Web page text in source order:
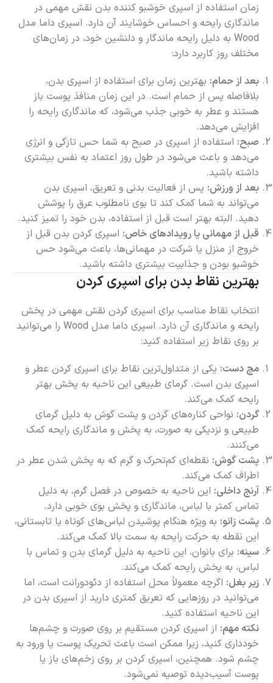
زمان استفاده از اسپری خوشبو کننده بدن نقش مهمی در
ماندگاری رایحه و احساس خوشایند آن دارد. اسپری داما مدل
Wood به دلیل رایحه ماندگار و دلنشین خود، در زمان‌های
مختلف روز کاربرد دارد:
بعد از حمام: بهترین زمان برای استفاده از اسپری بدن،
بلافاصله پس از حمام است. در این زمان منافذ پوست باز
هستند و عطر به خوبی جذب می‌شود، که ماندگاری رایحه را
افزایش می‌دهد.
صبح: استفاده از اسپری در صبح به شما حس تازگی و انرژی
می‌دهد و باعث می‌شود در طول روز اعتماد به نفس بیشتری
داشته باشید.
بعد از ورزش: پس از فعالیت بدنی و تعریق، اسپری بدن
می‌تواند به شما کمک کند تا بوی نامطلوب عرق را پوشش
دهید. البته بهتر است قبل از استفاده، بدن خود را تمیز کنید.
قبل از مهمانی یا رویدادهای خاص: اسپری کردن بدن قبل از
خروج از منزل یا شرکت در مهمانی‌ها، باعث می‌شود حس
خوشبو بودن و جذابیت بیشتری داشته باشید.
بهترین نقاط بدن برای اسپری کردن
انتخاب نقاط مناسب برای اسپری کردن نقش مهمی در پخش
رایحه و ماندگاری آن دارد. اسپری داما مدل Wood را می‌توانید
بر روی نقاط زیر استفاده کنید:
مچ دست: یکی از متداول‌ترین نقاط برای اسپری کردن عطر و
اسپری بدن است. گرمای طبیعی این ناحیه به پخش بهتر
رایحه کمک می‌کند.
گردن: نواحی کناره‌های گردن و پشت گوش به دلیل گرمای
طبیعی و نزدیکی به صورت، به پخش و ماندگاری رایحه کمک
می‌کنند.
پشت گوش: نقطه‌ای کم‌تحرک و گرم که به پخش شدن عطر در
اطراف کمک می‌کند.
آرنج داخلی: این ناحیه به خصوص در فصل گرم، به دلیل
تماس کمتر با لباس، ماندگاری و پخش بوی خوبی دارد.
پشت زانو: به ویژه هنگام پوشیدن لباس‌های کوتاه یا تابستانی،
این نقطه به حرکت رایحه به سمت بالا کمک می‌کند.
سینه: برای بانوان، این ناحیه به دلیل گرمای بدن و تماس با
لباس، به پخش رایحه کمک می‌کند.
زیر بغل: اگرچه معمولاً محل استفاده از دئودورانت است، اما
می‌توانید در روزهایی که تعریق کمتری دارید از اسپری بدن در
این ناحیه استفاده کنید.
نکته مهم: از اسپری کردن مستقیم بر روی صورت و چشم‌ها
خودداری کنید، زیرا ممکن است باعث تحریک پوست یا ورود به
چشم شود. همچنین، اسپری کردن بر روی زخم‌های باز یا
پوست آسیب‌دیده توصیه نمی‌شود.